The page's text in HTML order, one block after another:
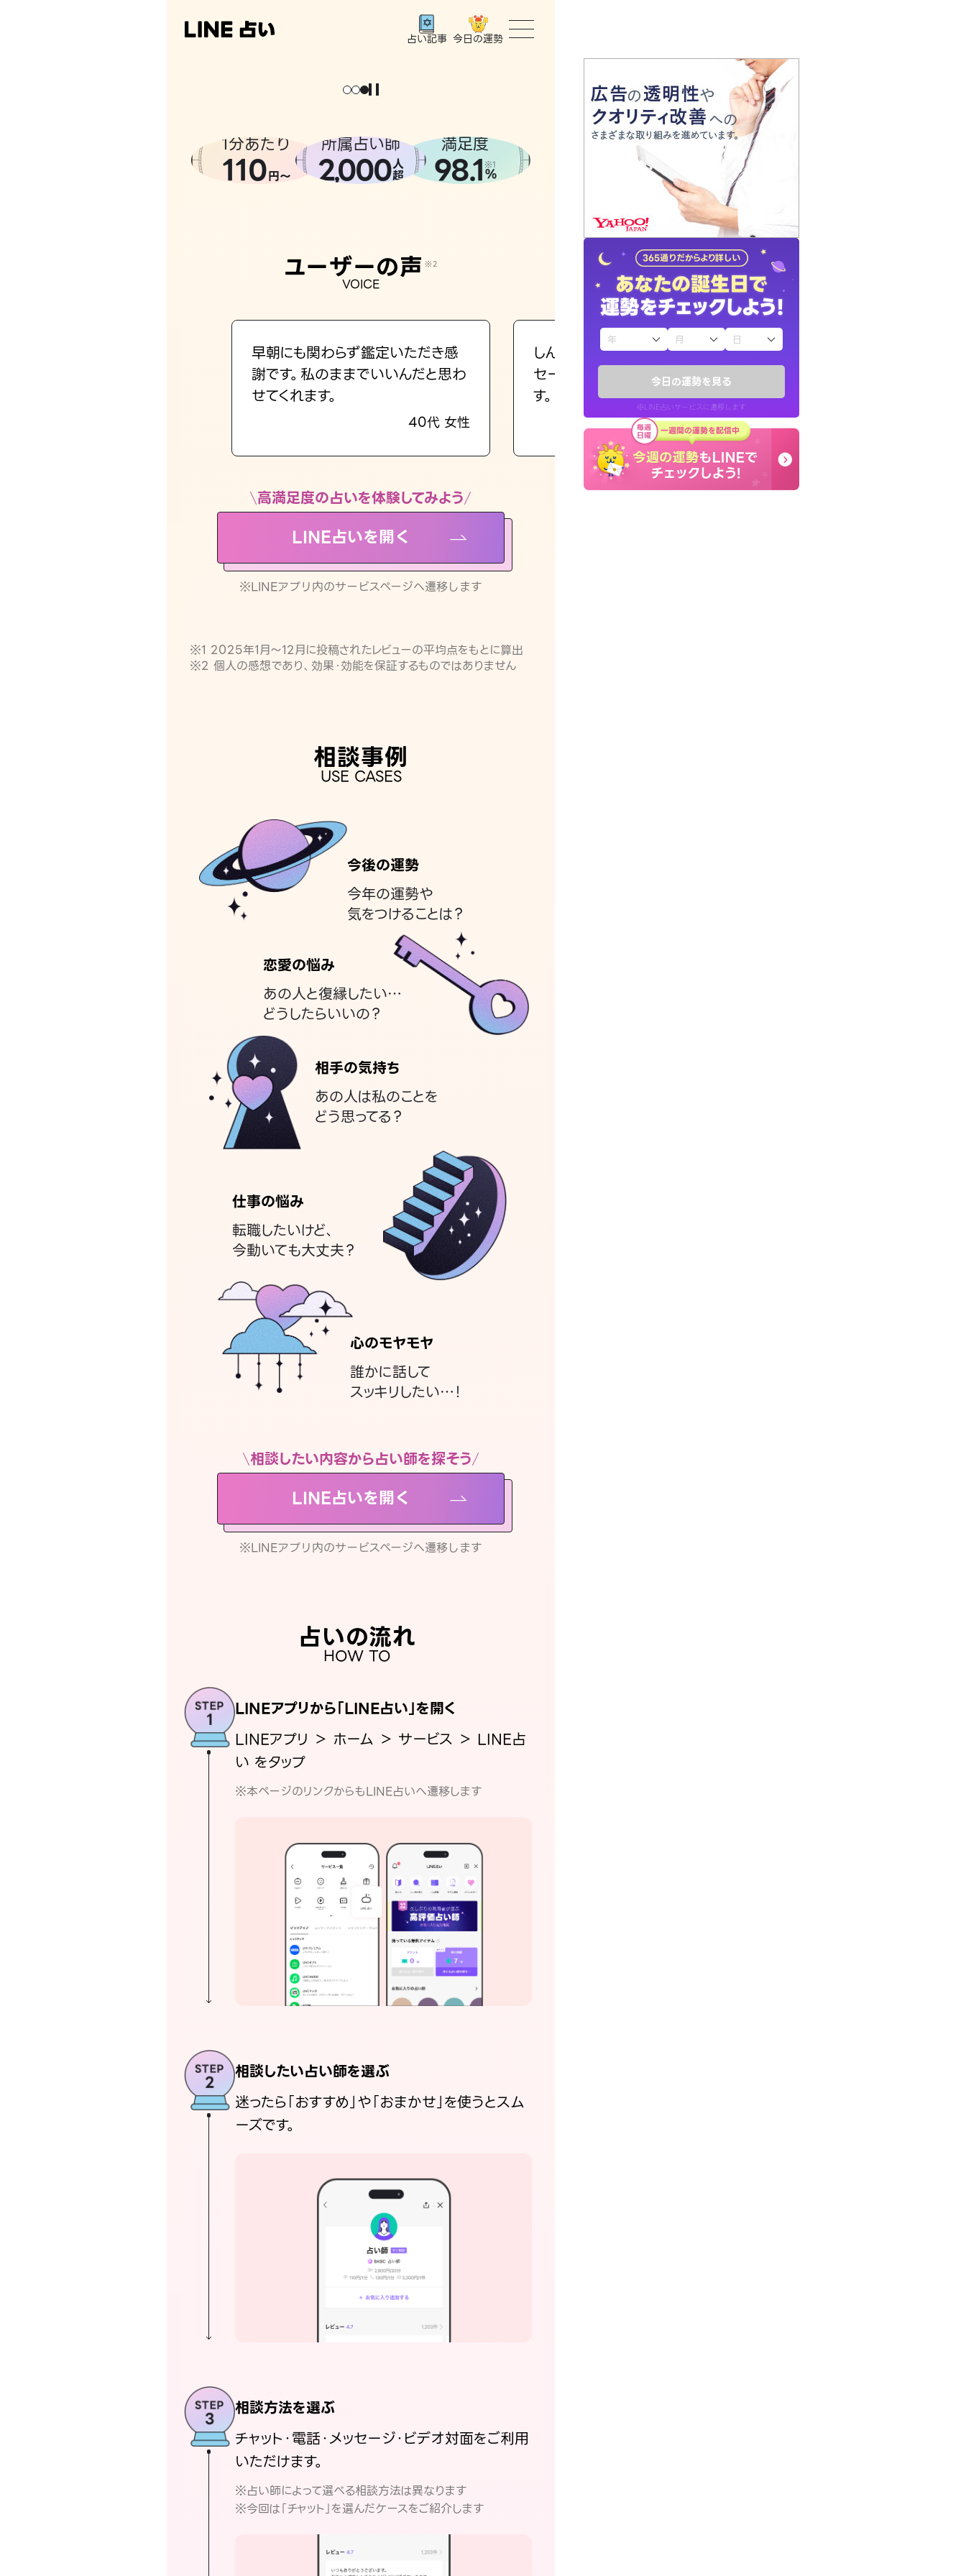
今日の運勢を見る
※LINE占いサービスに遷移します
占い記事 今日の運勢
トップ
ユーザーの声
占いの流れ
おすすめの占い師
よくある質問
えもじの子（占）12星座占い
お知らせ
1分あたり
110円〜
所属占い師
2,000人
超
満足度
98.1 ※1
%
ユーザーの声 ※2
VOICE
早朝にも関わらず鑑定いただき感
謝です。私のままでいいんだと思わ
せてくれます。
40代 女性
しんどくなってましたが、先生のメッ
セージを読み返してお守りにしてま
す。
40代 女性
高満足度の占いを体験してみよう
LINE占いを開く
※LINEアプリ内のサービスページへ遷移します
※1 2025年1月〜12月に投稿されたレビューの平均点をもとに算出
※2 個人の感想であり、効果・効能を保証するものではありません
相談事例
USE CASES
今後の運勢
今年の運勢や
気をつけることは？
恋愛の悩み
あの人と復縁したい…
どうしたらいいの？
相手の気持ち
あの人は私のことを
どう思ってる？
仕事の悩み
転職したいけど、
今動いても大丈夫？
心のモヤモヤ
誰かに話して
スッキリしたい…！
相談したい内容から占い師を探そう
LINE占いを開く
※LINEアプリ内のサービスページへ遷移します
占いの流れ
HOW TO
LINEアプリから「LINE占い」を開く
LINEアプリ ＞ ホーム ＞ サービス ＞ LINE占
い をタップ
※本ページのリンクからもLINE占いへ遷移します
相談したい占い師を選ぶ
迷ったら「おすすめ」や「おまかせ」を使うとスム
ーズです。
相談方法を選ぶ
チャット・電話・メッセージ・ビデオ対面をご利用
いただけます。
※占い師によって選べる相談方法は異なります
※今回は「チャット」を選んだケースをご紹介します